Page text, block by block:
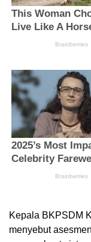
Kepala BKPSDM
menyebut